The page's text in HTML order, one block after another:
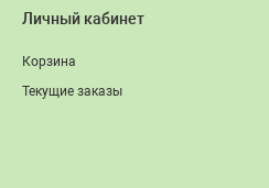
Личный кабинет
Корзина
Текущие заказы